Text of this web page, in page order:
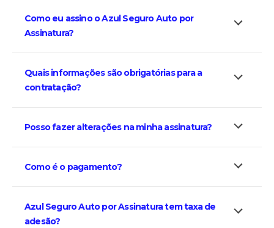
Como eu assino o Azul Seguro Auto por
Assinatura?
Quais informações são obrigatórias para a
contratação?
Posso fazer alterações na minha assinatura?
Como é o pagamento?
Azul Seguro Auto por Assinatura tem taxa de
adesão?